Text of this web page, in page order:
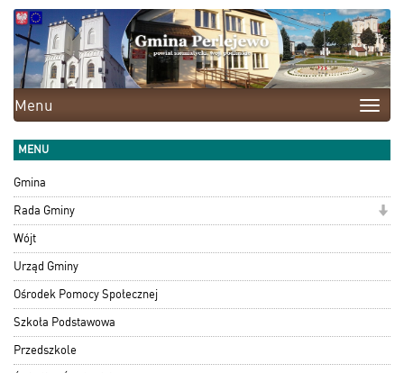
Toggle
Menu
MENU
Gmina
Rada Gminy
Wójt
Urząd Gminy
Ośrodek Pomocy Społecznej
Szkoła Podstawowa
Przedszkole